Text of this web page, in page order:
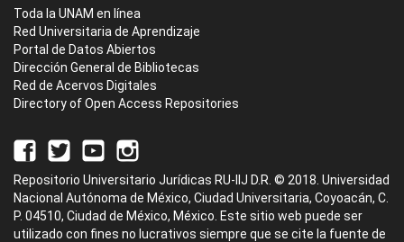
Toda la UNAM en línea
Red Universitaria de Aprendizaje
Portal de Datos Abiertos
Dirección General de Bibliotecas
Red de Acervos Digitales
Directory of Open Access Repositories
Repositorio Universitario Jurídicas RU-IIJ D.R. © 2018. Universidad
Nacional Autónoma de México, Ciudad Universitaria, Coyoacán, C.
P. 04510, Ciudad de México, México. Este sitio web puede ser
utilizado con fines no lucrativos siempre que se cite la fuente de